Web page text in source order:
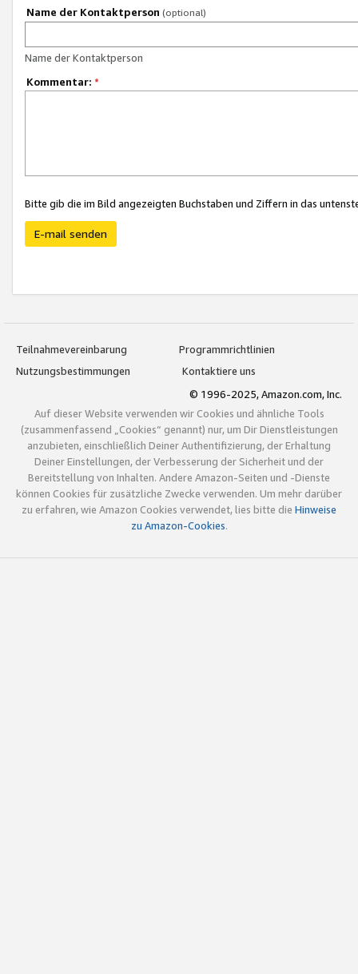
Name der Kontaktperson (optional)
Name der Kontaktperson
Kommentar: *
Bitte gib die im Bild angezeigten Buchstaben und Ziffern in das
E-mail senden
Teilnahmevereinbarung
Programmrichtlinien
Nutzungsbestimmungen
Kontaktiere uns
© 1996-2025, Amazon.com, Inc.
Auf dieser Website verwenden wir Cookies und ähnliche Tools
(zusammenfassend „Cookies“ genannt) nur, um Dir Dienstleistungen
anzubieten, einschließlich Deiner Authentifizierung, der Erhaltung
Deiner Einstellungen, der Verbesserung der Sicherheit und der
Bereitstellung von Inhalten. Andere Amazon-Seiten und -Dienste
können Cookies für zusätzliche Zwecke verwenden. Um mehr darüber
zu erfahren, wie Amazon Cookies verwendet, lies bitte die Hinweise
zu Amazon-Cookies.